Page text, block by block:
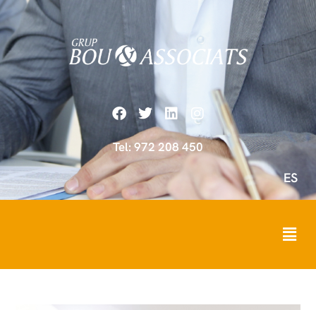
Tel: 972 208 450
ES